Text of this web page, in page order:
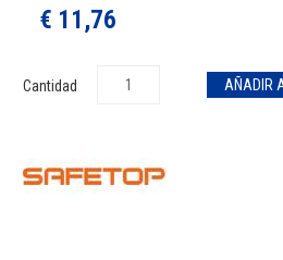
€ 11,76
Cantidad